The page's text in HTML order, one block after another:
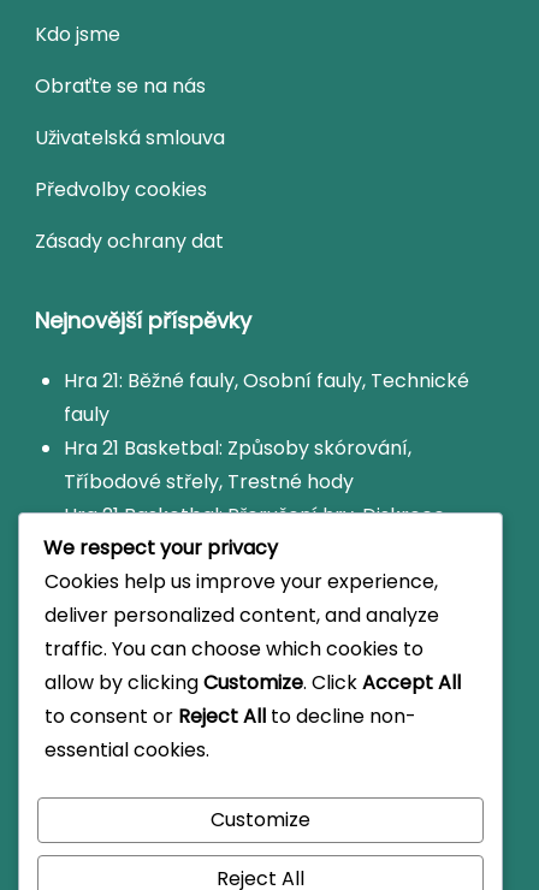
Kdo jsme
Obraťte se na nás
Uživatelská smlouva
Předvolby cookies
Zásady ochrany dat
Nejnovější příspěvky
Hra 21: Běžné fauly, Osobní fauly, Technické
fauly
Hra 21 Basketbal: Způsoby skórování,
Tříbodové střely, Trestné hody
Hra 21 Basketbal: Přerušení hry, Diskrece
rozhodčího, Chování hráčů
Hra 21: Variace pravidel faulů, Místní úpravy,
Neformální hra
Hra 21 Basketbal: Metody vedení skóre,
Oficiální skóre, Statistiky hráčů
© Copyright 2026krutor.cz.Travel Monster by
Travel Engine.Powered byWordPress.
We respect your privacy
Cookies help us improve your experience,
deliver personalized content, and analyze
traffic. You can choose which cookies to
allow by clickingCustomize. ClickAccept All
to consent or Reject All to decline non-
essential cookies.
Customize
Reject All